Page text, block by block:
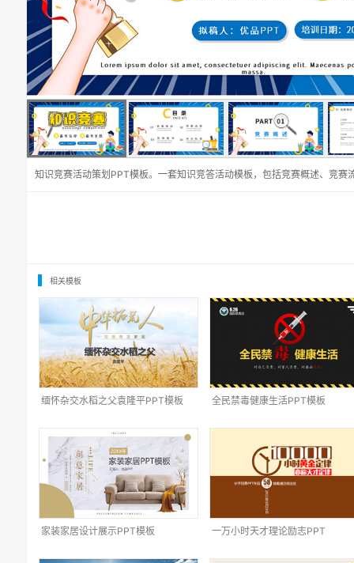
知识竞赛活动策划PPT模板。一套知识竞答活动模板，包括竞赛概述、竞赛
相关模板
缅怀杂交水稻之父袁隆平PPT模板 全民禁毒健康生活PPT模板
家装家居设计展示PPT模板 一万小时天才理论励志PPT